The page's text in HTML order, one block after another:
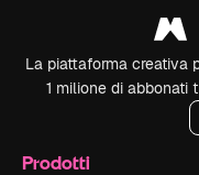
La piattaforma creativa
1 milione di abbonati
Prodotti